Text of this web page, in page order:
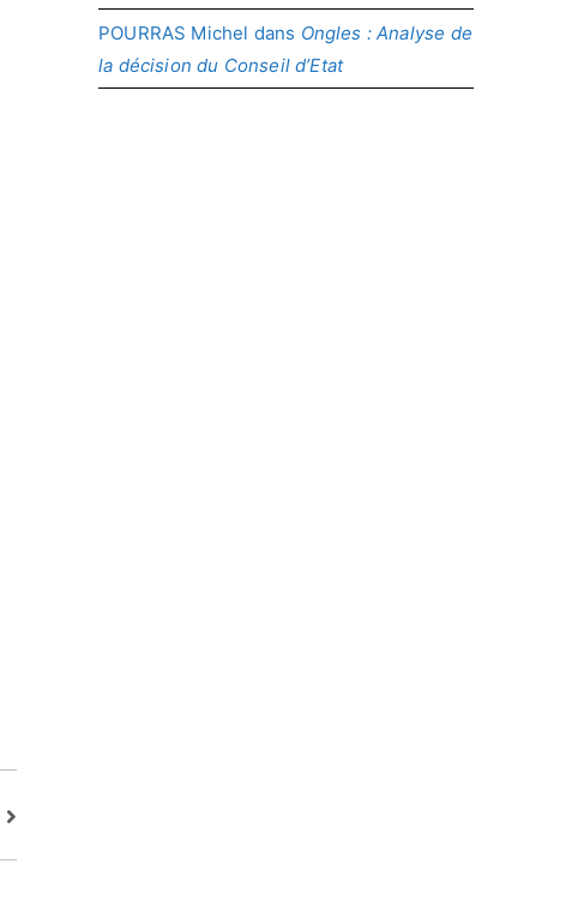
POURRAS Michel dans Ongles : Analyse de
la décision du Conseil d’Etat